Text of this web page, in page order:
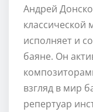
Андрей
классической
исполняет и
баяне. Он
взгляд в мир
репертуар